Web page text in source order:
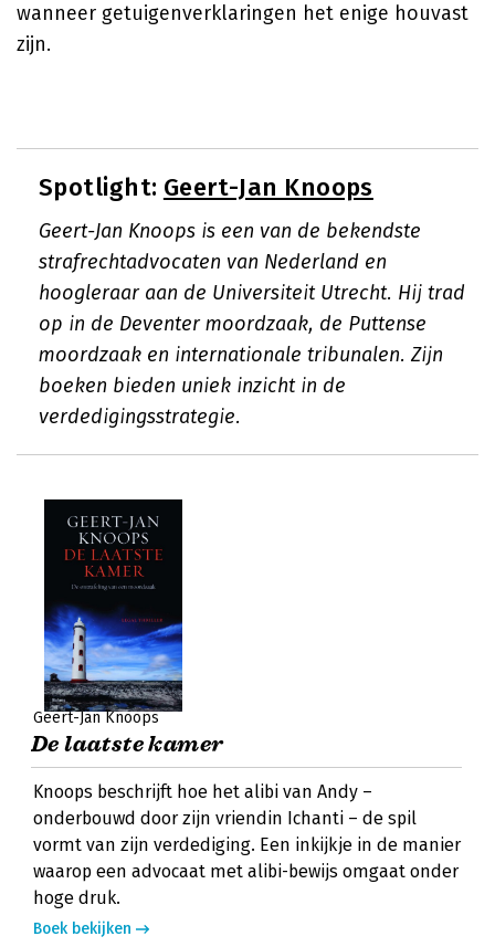
wanneer getuigenverklaringen het enige houvast
zijn.
Spotlight: Geert-Jan Knoops
Geert-Jan Knoops is een van de bekendste
strafrechtadvocaten van Nederland en
hoogleraar aan de Universiteit Utrecht. Hij trad
op in de Deventer moordzaak, de Puttense
moordzaak en internationale tribunalen. Zijn
boeken bieden uniek inzicht in de
verdedigingsstrategie.
Geert-Jan Knoops
De laatste kamer
Knoops beschrijft hoe het alibi van Andy –
onderbouwd door zijn vriendin Ichanti – de spil
vormt van zijn verdediging. Een inkijkje in de manier
waarop een advocaat met alibi-bewijs omgaat onder
hoge druk.
Boek bekijken